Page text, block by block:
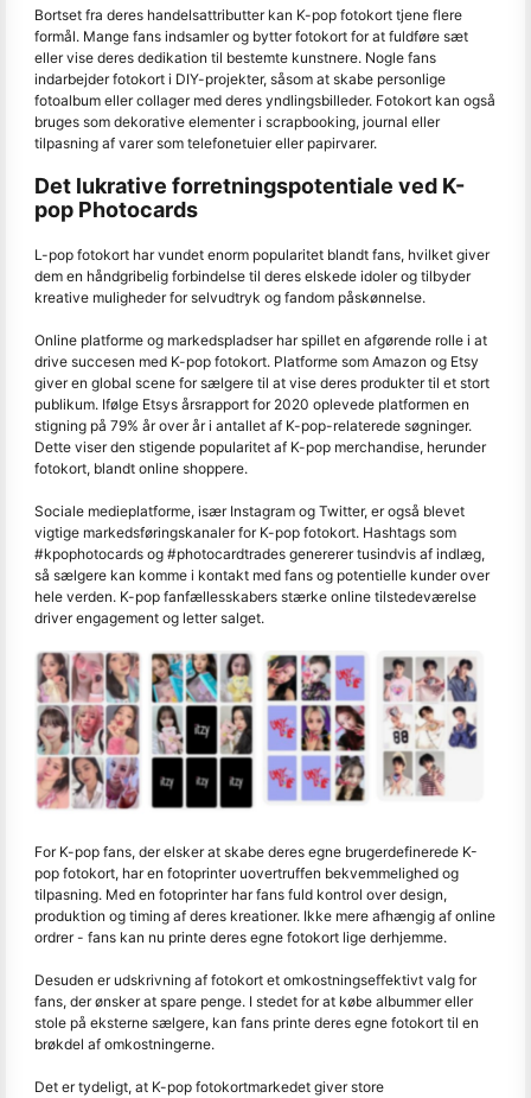
Bortset fra deres handelsattributter kan K-pop fotokort tjene flere
formål. Mange fans indsamler og bytter fotokort for at fuldføre sæt
eller vise deres dedikation til bestemte kunstnere. Nogle fans
indarbejder fotokort i DIY-projekter, såsom at skabe personlige
fotoalbum eller collager med deres yndlingsbilleder. Fotokort kan også
bruges som dekorative elementer i scrapbooking, journal eller
tilpasning af varer som telefonetuier eller papirvarer.
Det lukrative forretningspotentiale ved K-
pop Photocards
L-pop fotokort har vundet enorm popularitet blandt fans, hvilket giver
dem en håndgribelig forbindelse til deres elskede idoler og tilbyder
kreative muligheder for selvudtryk og fandom påskønnelse.
Online platforme og markedspladser har spillet en afgørende rolle i at
drive succesen med K-pop fotokort. Platforme som Amazon og Etsy
giver en global scene for sælgere til at vise deres produkter til et stort
publikum. Ifølge Etsys årsrapport for 2020 oplevede platformen en
stigning på 79% år over år i antallet af K-pop-relaterede søgninger.
Dette viser den stigende popularitet af K-pop merchandise, herunder
fotokort, blandt online shoppere.
Sociale medieplatforme, især Instagram og Twitter, er også blevet
vigtige markedsføringskanaler for K-pop fotokort. Hashtags som
#kpophotocards og #photocardtrades genererer tusindvis af indlæg,
så sælgere kan komme i kontakt med fans og potentielle kunder over
hele verden. K-pop fanfællesskabers stærke online tilstedeværelse
driver engagement og letter salget.
For K-pop fans, der elsker at skabe deres egne brugerdefinerede K-
pop fotokort, har en fotoprinter uovertruffen bekvemmelighed og
tilpasning. Med en fotoprinter har fans fuld kontrol over design,
produktion og timing af deres kreationer. Ikke mere afhængig af online
ordrer - fans kan nu printe deres egne fotokort lige derhjemme.
Desuden er udskrivning af fotokort et omkostningseffektivt valg for
fans, der ønsker at spare penge. I stedet for at købe albummer eller
stole på eksterne sælgere, kan fans printe deres egne fotokort til en
brøkdel af omkostningerne.
Det er tydeligt, at K-pop fotokortmarkedet giver store